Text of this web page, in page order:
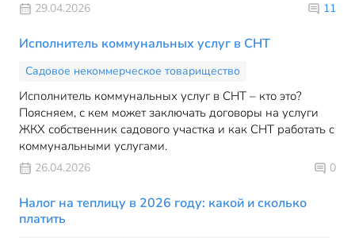
29.04.2026 11
Исполнитель коммунальных услуг в СНТ
Садовое некоммерческое товарищество
Исполнитель коммунальных услуг в СНТ – кто это?
Поясняем, с кем может заключать договоры на услуги
ЖКХ собственник садового участка и как СНТ работать с
коммунальными услугами.
26.04.2026 0
Налог на теплицу в 2026 году: какой и сколько
платить